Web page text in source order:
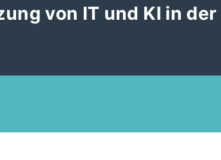
von IT und KI in